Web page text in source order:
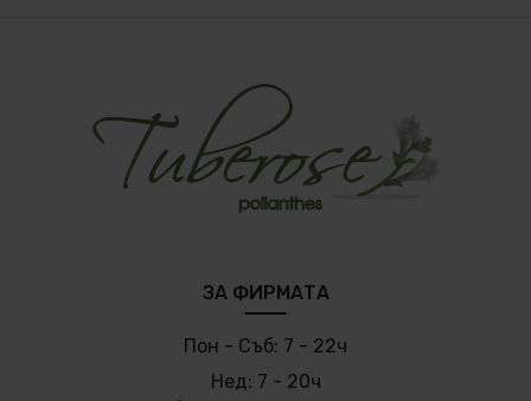
ЗА ФИРМАТА
Пон - Съб: 7 - 22ч
Нед: 7 - 20ч